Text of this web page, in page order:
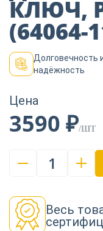
дерева
КЛЮЧ,
(64064-
Долговечность
надёжность
Цена
3590 ₽/ШТ
1
Весь